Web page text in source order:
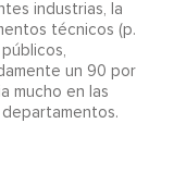
industrias, la
técnicos (p.
un 90 por
mucho en las